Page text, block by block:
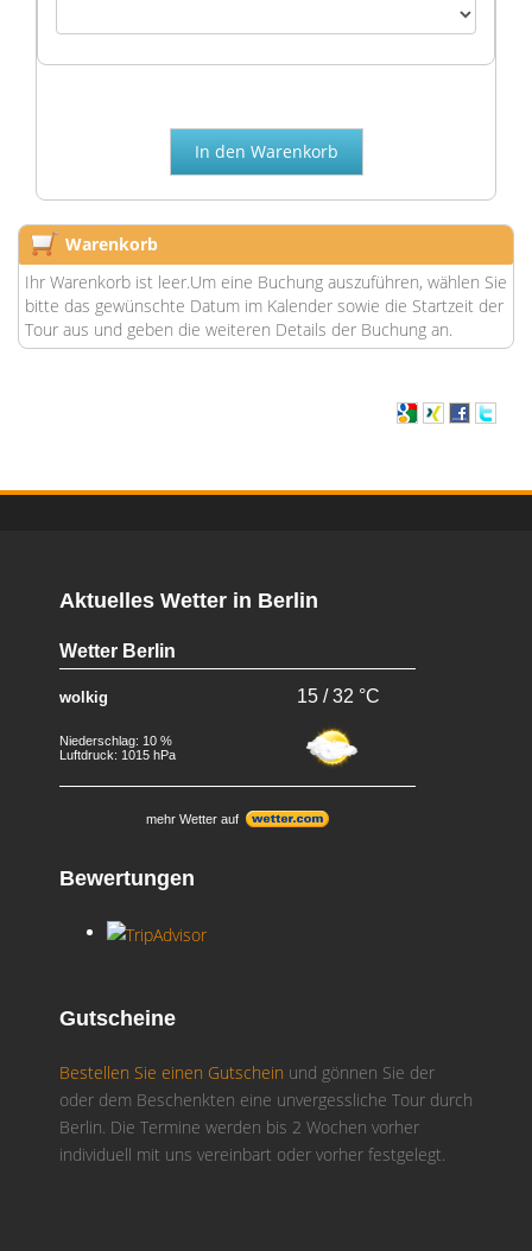
Warenkorb
Ihr Warenkorb ist leer.Um eine Buchung auszuführen, wählen Sie
bitte das gewünschte Datum im Kalender sowie die Startzeit der
Tour aus und geben die weiteren Details der Buchung an.
Aktuelles Wetter in Berlin
Wetter Berlin
wolkig 15 / 32 °C
Niederschlag: 10 %
Luftdruck: 1015 hPa
mehr Wetter auf
Bewertungen
Gutscheine
Bestellen Sie einen Gutschein und gönnen Sie der
oder dem Beschenkten eine unvergessliche Tour durch
Berlin. Die Termine werden bis 2 Wochen vorher
individuell mit uns vereinbart oder vorher festgelegt.